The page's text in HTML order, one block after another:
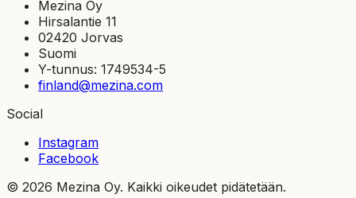
Mezina Oy
Hirsalantie 11
02420 Jorvas
Suomi
Y-tunnus: 1749534-5
finland@mezina.com
Social
Instagram
Facebook
© 2026 Mezina Oy. Kaikki oikeudet pidätetään.